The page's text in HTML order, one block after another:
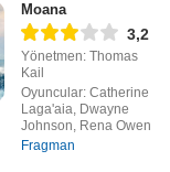
Moana
3,2
Yönetmen: Thomas
Kail
Oyuncular: Catherine
Laga'aia, Dwayne
Johnson, Rena Owen
Fragman